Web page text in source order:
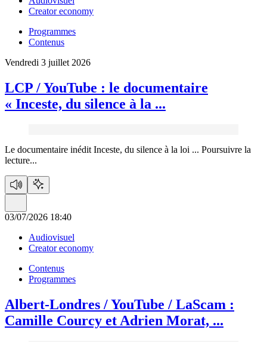
Creator economy
Programmes
Contenus
Vendredi 3 juillet 2026
LCP / YouTube : le documentaire
« Inceste, du silence à la ...
Le documentaire inédit Inceste, du silence à la loi ... Poursuivre la
lecture...
03/07/2026 18:40
Audiovisuel
Creator economy
Contenus
Programmes
Albert-Londres / YouTube / LaScam :
Camille Courcy et Adrien Morat, ...